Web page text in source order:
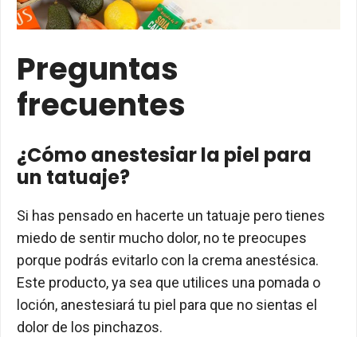
Preguntas
frecuentes
¿Cómo anestesiar la piel para
un tatuaje?
Si has pensado en hacerte un tatuaje pero tienes
miedo de sentir mucho dolor, no te preocupes
porque podrás evitarlo con la crema anestésica.
Este producto, ya sea que utilices una pomada o
loción, anestesiará tu piel para que no sientas el
dolor de los pinchazos.